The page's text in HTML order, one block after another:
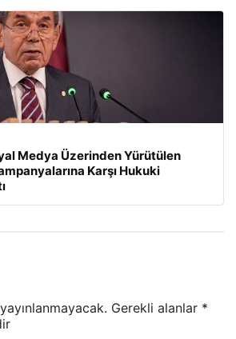
Medya Üzerinden Yürütülen
Karşı Hukuki
Gerekli alanlar *